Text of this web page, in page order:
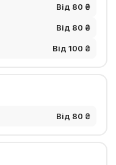
Від 80 ₴
Від 80 ₴
Від 100 ₴
Від 80 ₴